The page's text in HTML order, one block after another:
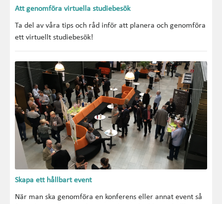
Att genomföra virtuella studiebesök
Ta del av våra tips och råd inför att planera och genomföra
ett virtuellt studiebesök!
Skapa ett hållbart event
När man ska genomföra en konferens eller annat event så